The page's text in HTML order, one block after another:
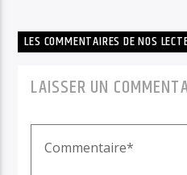
LES COMMENTAIRES DE NOS
LAISSER UN